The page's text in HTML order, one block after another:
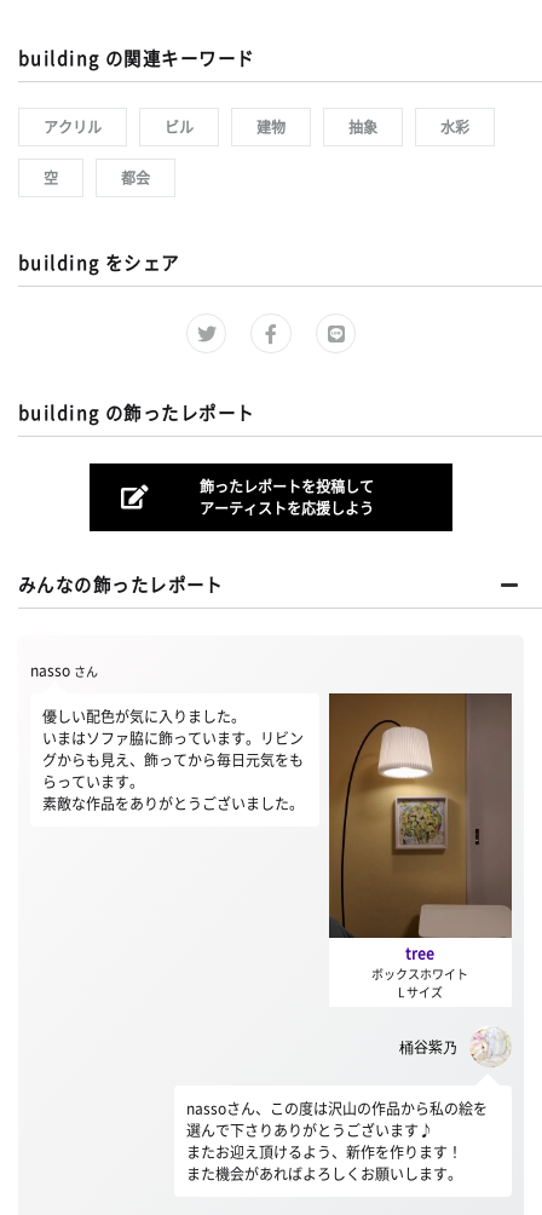
building の関連キーワード
アクリル ビル 建物 抽象 水彩
空 都会
building をシェア
building の飾ったレポート
飾ったレポートを投稿して
アーティストを応援しよう
みんなの飾ったレポート
nasso さん
優しい配色が気に入りました。
いまはソファ脇に飾っています。リビン
グからも見え、飾ってから毎日元気をも
らっています。
素敵な作品をありがとうございました。
tree
ボックスホワイト
L サイズ
桶谷紫乃
nassoさん、この度は沢山の作品から私の絵を
選んで下さりありがとうございます♪
またお迎え頂けるよう、新作を作ります！
また機会があればよろしくお願いします。